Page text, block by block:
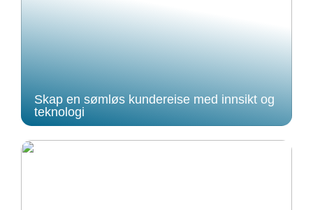
Skap en sømløs kundereise med innsikt og
teknologi